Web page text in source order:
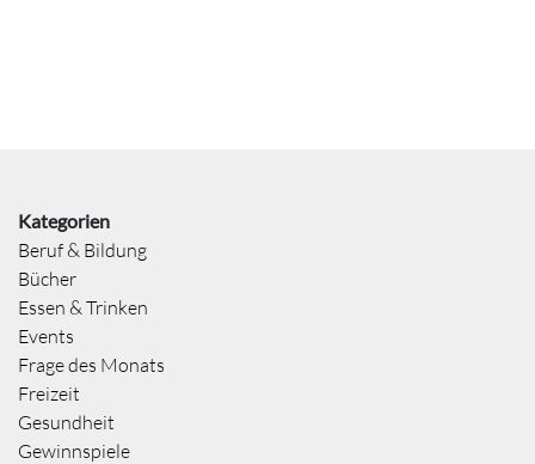
Kategorien
Beruf & Bildung
Bücher
Essen & Trinken
Events
Frage des Monats
Freizeit
Gesundheit
Gewinnspiele